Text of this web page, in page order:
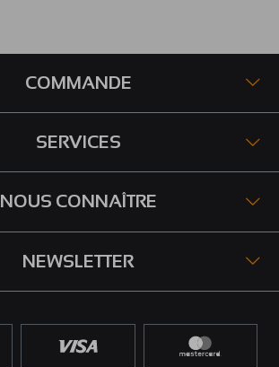
COMMANDE
SERVICES
NOUS CONNAÎTRE
NEWSLETTER